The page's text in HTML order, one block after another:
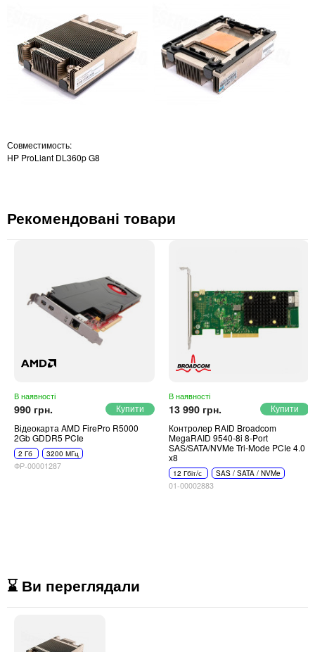
Совместимость:
HP ProLiant DL360p G8
Рекомендовані товари
В наявності
990 грн.
Відеокарта AMD FirePro R5000
2Gb GDDR5 PCIe
2 Гб 3200 МГц
ФР-00001287
В наявності
13 990 грн.
Контролер RAID Broadcom
MegaRAID 9540-8i 8-Port
SAS/SATA/NVMe Tri-Mode PCIe 4.0
x8
12 Гбіт/с SAS / SATA / NVMe
01-00002883
⌛ Ви переглядали